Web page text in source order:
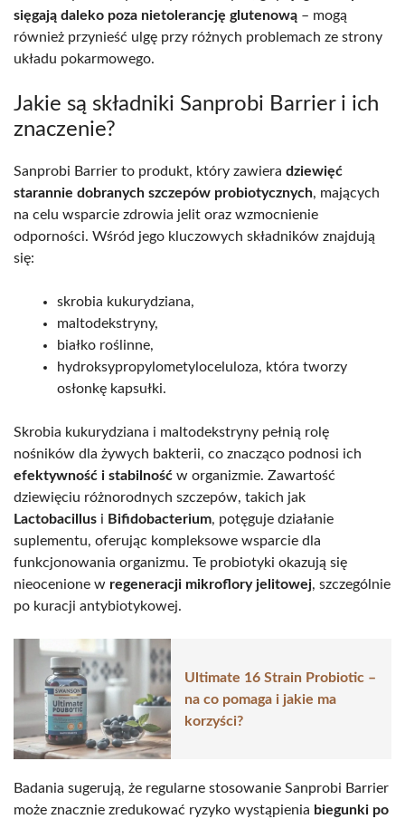
sięgają daleko poza nietolerancję glutenową – mogą
również przynieść ulgę przy różnych problemach ze strony
układu pokarmowego.
Jakie są składniki Sanprobi Barrier i ich
znaczenie?
Sanprobi Barrier to produkt, który zawiera dziewięć
starannie dobranych szczepów probiotycznych, mających
na celu wsparcie zdrowia jelit oraz wzmocnienie
odporności. Wśród jego kluczowych składników znajdują
się:
skrobia kukurydziana,
maltodekstryny,
białko roślinne,
hydroksypropylometyloceluloza, która tworzy
osłonkę kapsułki.
Skrobia kukurydziana i maltodekstryny pełnią rolę
nośników dla żywych bakterii, co znacząco podnosi ich
efektywność i stabilność w organizmie. Zawartość
dziewięciu różnorodnych szczepów, takich jak
Lactobacillus i Bifidobacterium, potęguje działanie
suplementu, oferując kompleksowe wsparcie dla
funkcjonowania organizmu. Te probiotyki okazują się
nieocenione w regeneracji mikroflory jelitowej, szczególnie
po kuracji antybiotykowej.
Ultimate 16 Strain Probiotic –
na co pomaga i jakie ma
korzyści?
Badania sugerują, że regularne stosowanie Sanprobi Barrier
może znacznie zredukować ryzyko wystąpienia biegunki po